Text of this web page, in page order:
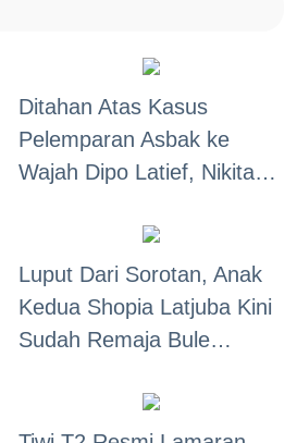
Ditahan Atas Kasus
Pelemparan Asbak ke
Wajah Dipo Latief, Nikita
Menyusui! Bayi 8 Bulan
Ikut ke Bui!
Luput Dari Sorotan, Anak
Kedua Shopia Latjuba Kini
Sudah Remaja Bule